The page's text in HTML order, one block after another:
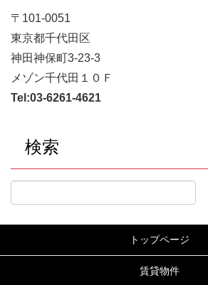
〒101-0051
東京都千代田区
神田神保町3-23-3
メゾン千代田１０Ｆ
Tel:03-6261-4621
検索
トップページ
賃貸物件